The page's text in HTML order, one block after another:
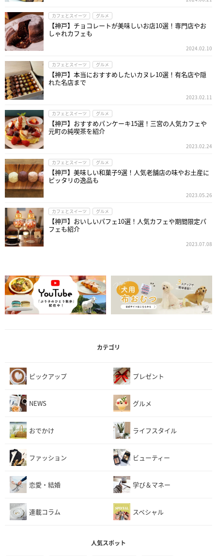
カフェとスイーツ グルメ
【神戸】チョコレートが美味しいお店10選！専門店やお
しゃれカフェも
2024.02.10
カフェとスイーツ グルメ
【神戸】本当におすすめしたいカヌレ10選！有名店や隠
れた名店まで
2023.02.11
カフェとスイーツ グルメ
【神戸】おすすめパンケーキ15選！三宮の人気カフェや
元町の純喫茶を紹介
2023.02.24
カフェとスイーツ グルメ
【神戸】美味しい和菓子9選！人気老舗店の味やお土産に
ピッタリの逸品も
2023.05.26
カフェとスイーツ グルメ
【神戸】おいしいパフェ10選！人気カフェや期間限定パ
フェも紹介
2023.07.08
カテゴリ
ピックアップ プレゼント
NEWS グルメ
おでかけ ライフスタイル
ファッション ビューティー
恋愛・結婚 学び＆マネー
連載コラム スペシャル
人気スポット